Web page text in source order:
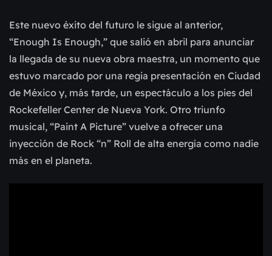
Este nuevo éxito del futuro le sigue al anterior,
“Enough Is Enough,” que salió en abril para anunciar
la llegada de su nueva obra maestra, un momento que
estuvo marcado por una regia presentación en Ciudad
de México y, más tarde, un espectáculo a los pies del
Rockefeller Center de Nueva York. Otro triunfo
musical, “Paint A Picture” vuelve a ofrecer una
inyección de Rock “n” Roll de alta energía como nadie
más en el planeta.